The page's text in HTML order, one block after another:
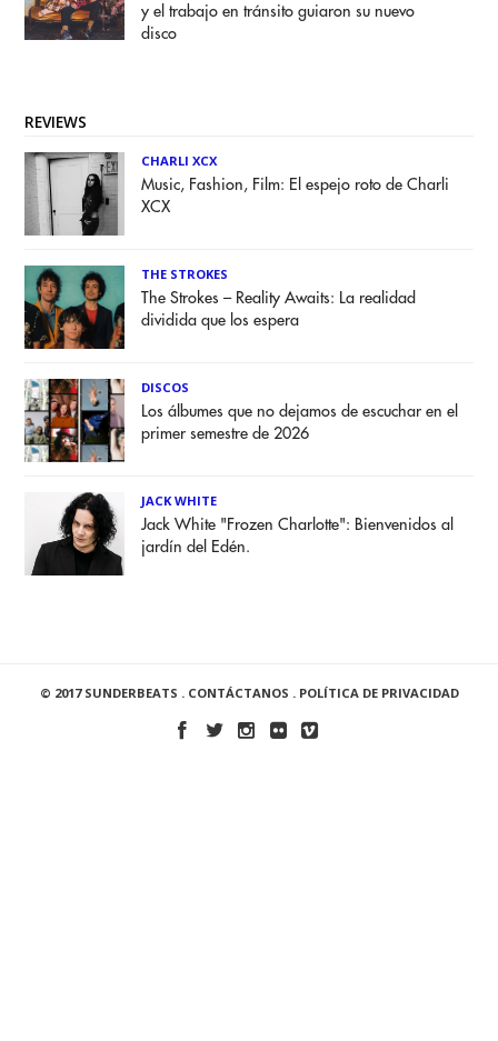
y el trabajo en tránsito guiaron su nuevo
disco
REVIEWS
CHARLI XCX
Music, Fashion, Film: El espejo roto de Charli
XCX
THE STROKES
The Strokes – Reality Awaits: La realidad
dividida que los espera
DISCOS
Los álbumes que no dejamos de escuchar en el
primer semestre de 2026
JACK WHITE
Jack White "Frozen Charlotte": Bienvenidos al
jardín del Edén.
© 2017 SUNDERBEATS . CONTÁCTANOS . POLÍTICA DE PRIVACIDAD